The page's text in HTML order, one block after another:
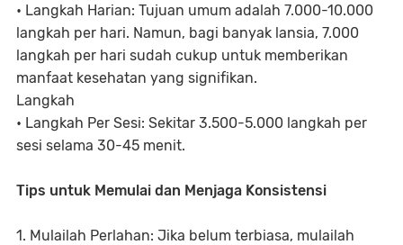
• Langkah Harian: Tujuan umum adalah 7.000-10.000
langkah per hari. Namun, bagi banyak lansia, 7.000
langkah per hari sudah cukup untuk memberikan
manfaat kesehatan yang signifikan.
Langkah
• Langkah Per Sesi: Sekitar 3.500-5.000 langkah per
sesi selama 30-45 menit.
Tips untuk Memulai dan Menjaga Konsistensi
1. Mulailah Perlahan: Jika belum terbiasa, mulailah